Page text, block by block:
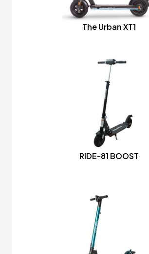
The Urban XT1
RIDE-81 BOOST